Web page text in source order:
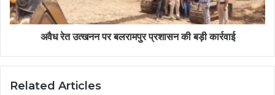
अवैध रेत उत्खनन पर बलरामपुर प्रशासन की बड़ी कार्रवाई
Related Articles